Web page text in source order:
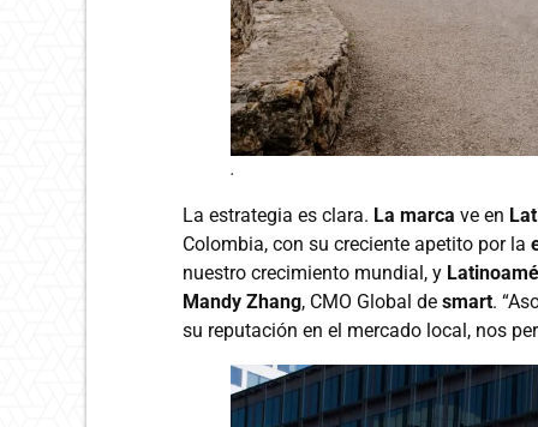
.
La estrategia es clara. La marca ve en
Colombia, con su creciente apetito por la
nuestro crecimiento mundial, y
Mandy Zhang, CMO Global de smart.
su reputación en el mercado local, nos